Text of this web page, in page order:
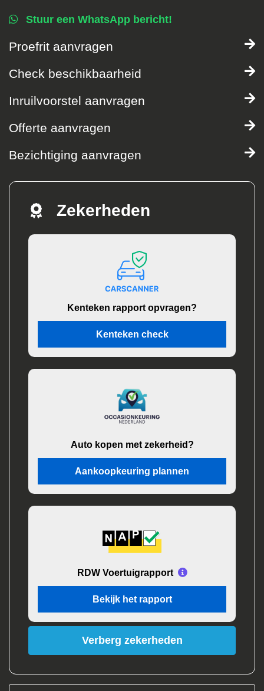
Stuur een WhatsApp bericht!
Proefrit aanvragen
Check beschikbaarheid
Inruilvoorstel aanvragen
Offerte aanvragen
Bezichtiging aanvragen
Zekerheden
Kenteken rapport opvragen?
Kenteken check
Auto kopen met zekerheid?
Aankoopkeuring plannen
RDW Voertuigrapport
Bekijk het rapport
Verberg zekerheden